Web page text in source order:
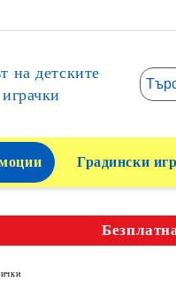
на детските
играчки
Градински